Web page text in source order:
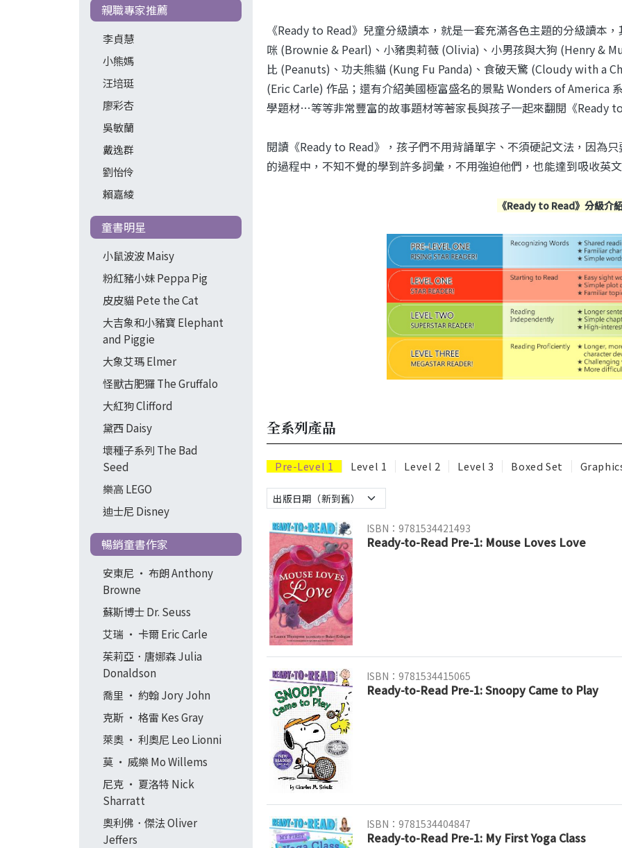
親職專家推薦
李貞慧
小熊媽
汪培珽
廖彩杏
吳敏蘭
戴逸群
劉怡伶
賴嘉綾
童書明星
小鼠波波 Maisy
粉紅豬小妹 Peppa Pig
皮皮貓 Pete the Cat
大吉象和小豬寶 Elephant
and Piggie
大象艾瑪 Elmer
怪獸古肥玀 The Gruffalo
大紅狗 Clifford
黛西 Daisy
壞種子系列 The Bad
Seed
樂高 LEGO
迪士尼 Disney
暢銷童書作家
安東尼 ‧ 布朗 Anthony
Browne
蘇斯博士 Dr. Seuss
艾瑞 ‧ 卡爾 Eric Carle
茱莉亞．唐娜森 Julia
Donaldson
喬里 ‧ 約翰 Jory John
克斯 ‧ 格雷 Kes Gray
萊奧 ‧ 利奧尼 Leo Lionni
莫 ‧ 威樂 Mo Willems
尼克 ‧ 夏洛特 Nick
Sharratt
奧利佛．傑法 Oliver
Jeffers
《Ready to Read》兒童分級讀本，就是一套充滿各色主題的分級讀本
咪 (Brownie & Pearl)、小豬奧莉薇 (Olivia)、小男孩與大狗 (Henry &
比 (Peanuts)、功夫熊貓 (Kung Fu Panda)、食破天驚 (Cloudy with a
(Eric Carle) 作品；還有介紹美國極富盛名的景點 Wonders of America
學題材…等等非常豐富的故事題材等著家長與孩子一起來翻閱《Ready
閱讀《Ready to Read》，孩子們不用背誦單字、不須硬記文法，因為
的過程中，不知不覺的學到許多詞彙，不用強迫他們，也能達到吸收英
《Ready to Read》分級介
全系列產品
Pre-Level 1 Level 1 Level 2 Level 3 Boxed Set
ISBN：9781534421493
Ready-to-Read Pre-1: Mouse Loves Love
ISBN：9781534415065
Ready-to-Read Pre-1: Snoopy Came to Play
ISBN：9781534404847
Ready-to-Read Pre-1: My First Yoga Class